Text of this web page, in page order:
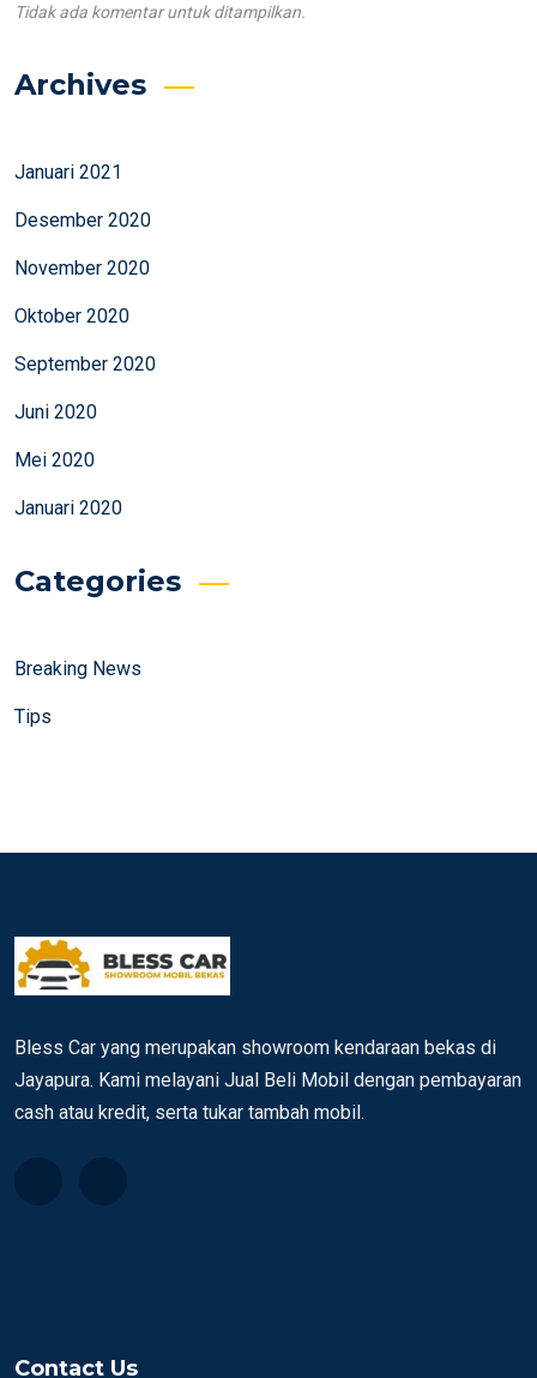
Tidak ada komentar untuk ditampilkan.
Archives
Januari 2021
Desember 2020
November 2020
Oktober 2020
September 2020
Juni 2020
Mei 2020
Januari 2020
Categories
Breaking News
Tips
Bless Car yang merupakan showroom kendaraan bekas di
Jayapura. Kami melayani Jual Beli Mobil dengan pembayaran
cash atau kredit, serta tukar tambah mobil.
Contact Us